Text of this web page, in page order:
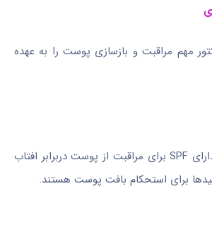
مهم مراقبت و بازسازی پوست را به عهده
این نوع از پرایمرها دارای SPF برای مراقبت از پوست دربرابر افتاب
برای استحکام بافت پوست هستند.